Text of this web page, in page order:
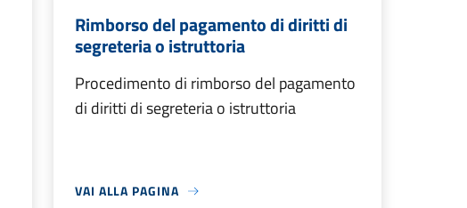
Rimborso del pagamento di diritti di
segreteria o istruttoria
Procedimento di rimborso del pagamento
di diritti di segreteria o istruttoria
VAI ALLA PAGINA